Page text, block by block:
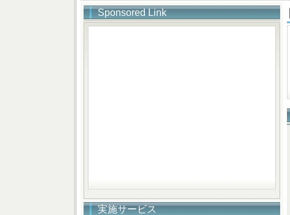
Sponsored Link
実施サービス